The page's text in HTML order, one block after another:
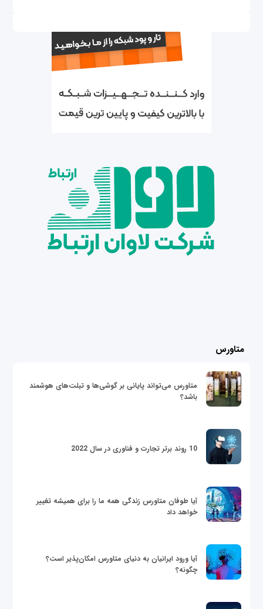
متاورس
متاورس می‌تواند پایانی بر گوشی‌ها و تبلت‌های هوشمند
باشد؟
10 روند برتر تجارت و فناوری در سال 2022
آیا طوفان متاورس زندگی همه ما را برای همیشه تغییر
خواهد داد
آیا ورود ایرانیان به دنیای متاورس امکان‌پذیر است؟
چگونه؟